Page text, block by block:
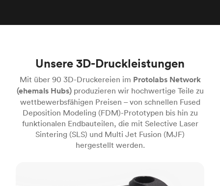
Unsere 3D-Druckleistungen
Mit über 90 3D-Druckereien im Protolabs Network
(ehemals Hubs)produzieren wir hochwertige Teile zu
wettbewerbsfähigen Preisen – von schnellen Fused
Deposition Modeling (FDM)-Prototypen bis hin zu
funktionalen Endbauteilen, die mit Selective Laser
Sintering (SLS) und Multi Jet Fusion (MJF)
hergestellt werden.